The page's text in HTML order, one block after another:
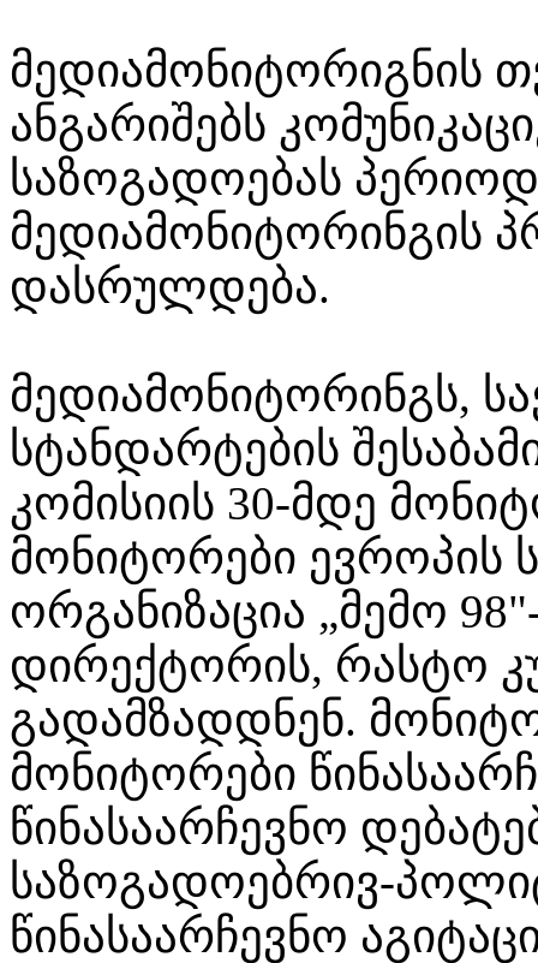
მედიამონიტორიგნის
ანგარიშებს
საზოგადოებას
მედიამონიტორინგის
დასრულდება.
მედიამონიტორინგს,
სტანდარტების
კომისიის 30-მდე
მონიტორები ევროპის
ორგანიზაცია „მემო
დირექტორის, რასტო
გადამზადდნენ.
მონიტორები
წინასაარჩევნო
საზოგადოებრივ-
წინასაარჩევნო